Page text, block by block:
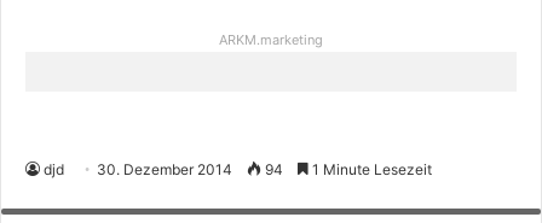
ARKM.marketing
djd 30. Dezember 2014 94 1 Minute Lesezeit
Ein festes Dach für die Terrasse: Kunststoffbedachungen bieten dazu